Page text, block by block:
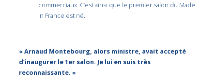
commerciaux. C’est ainsi que le premier salon du Made
in France est né.
« Arnaud Montebourg, alors ministre, avait accepté
d’inaugurer le 1er salon. Je lui en suis très
reconnaissante. »